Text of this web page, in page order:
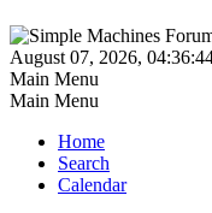
August 07, 2026,
Main Menu
Main Menu
Home
Search
Calendar